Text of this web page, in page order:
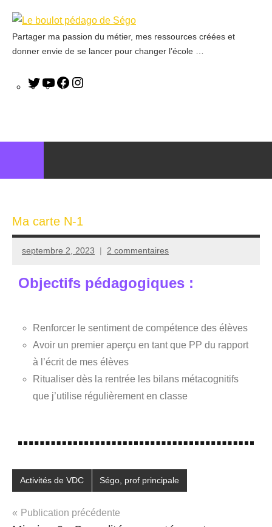
Le
boulot
Partager ma passion du métier, mes ressources créées et
donner envie de se lancer pour changer l’école …
Ma carte N-1
septembre 2, 2023
Seg0_La_Vraie
2 commentaires
Objectifs pédagogiques :
Renforcer le sentiment de compétence des élèves
Avoir un premier aperçu en tant que PP du rapport
à l’écrit de mes élèves
Ritualiser dès la rentrée les bilans métacognitifs
que j’utilise régulièrement en classe
Étiqueté
avec
Activités de VDC Ségo, prof principale
Publication précédente